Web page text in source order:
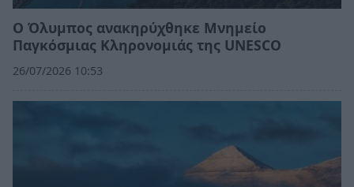
Ο Όλυμπος ανακηρύχθηκε Μνημείο
Παγκόσμιας Κληρονομιάς της UNESCO
26/07/2026 10:53